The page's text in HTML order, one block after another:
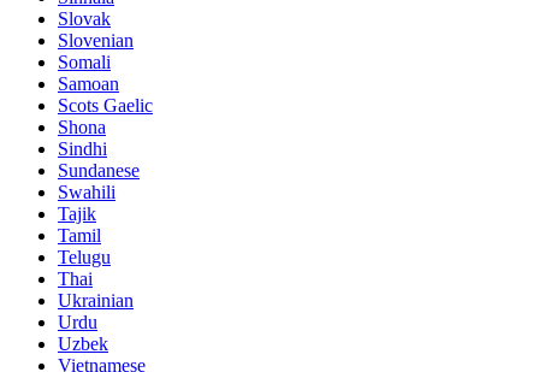
Slovak
Slovenian
Somali
Samoan
Scots Gaelic
Shona
Sindhi
Sundanese
Swahili
Tajik
Tamil
Telugu
Thai
Ukrainian
Urdu
Uzbek
Vietnamese